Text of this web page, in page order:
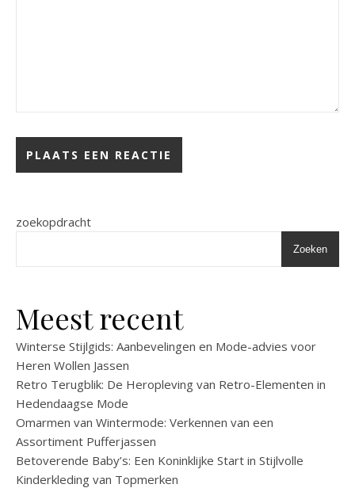
zoekopdracht
Zoeken
Meest recent
Winterse Stijlgids: Aanbevelingen en Mode-advies voor
Heren Wollen Jassen
Retro Terugblik: De Heropleving van Retro-Elementen in
Hedendaagse Mode
Omarmen van Wintermode: Verkennen van een
Assortiment Pufferjassen
Betoverende Baby’s: Een Koninklijke Start in Stijlvolle
Kinderkleding van Topmerken